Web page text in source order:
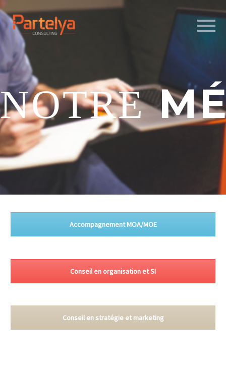
NOTRE
Accompagnement MOA/MOE
Conseil en organisation et SI
Conseil en stratégie et marketing